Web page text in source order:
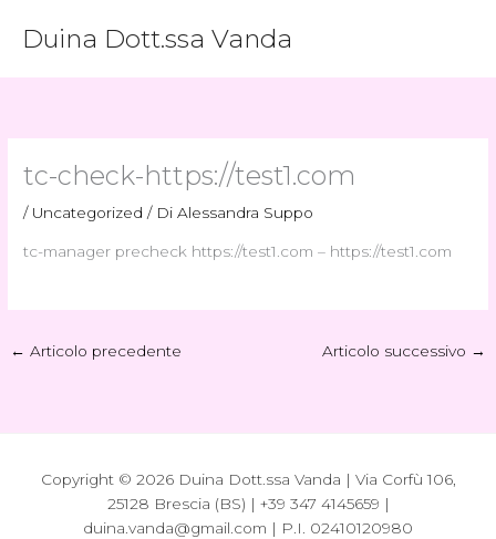
Duina Dott.ssa Vanda
tc-check-https://test1.com
/ Uncategorized / DiAlessandra Suppo
tc-manager precheck https://test1.com – https://test1.com
← Articolo precedente Articolo successivo →
Copyright © 2026 Duina Dott.ssa Vanda | Via Corfù 106,
25128 Brescia (BS) | +39 347 4145659 |
duina.vanda@gmail.com | P.I. 02410120980